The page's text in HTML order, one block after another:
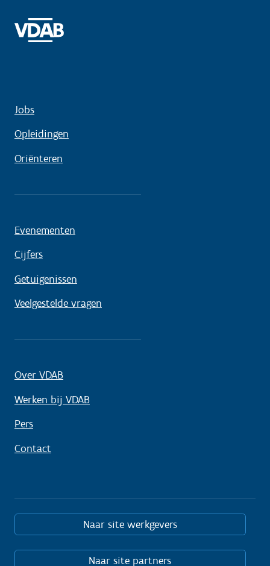
Jobs
Opleidingen
Oriënteren
Evenementen
Cijfers
Getuigenissen
Veelgestelde vragen
Over VDAB
Werken bij VDAB
Pers
Contact
Naar site werkgevers
Naar site partners